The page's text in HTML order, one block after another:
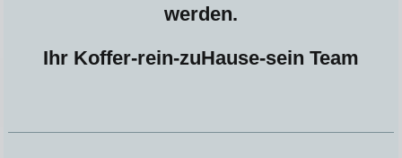
werden.
Ihr Koffer-rein-zuHause-sein Team